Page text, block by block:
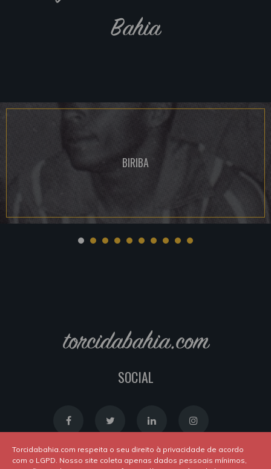
Bahia
BIRIBA
torcidabahia.com
SOCIAL
Torcidabahia.com respeita o seu direito à privacidade de acordo
com o LGPD. Nosso site coleta apenas dados pessoais mínimos,